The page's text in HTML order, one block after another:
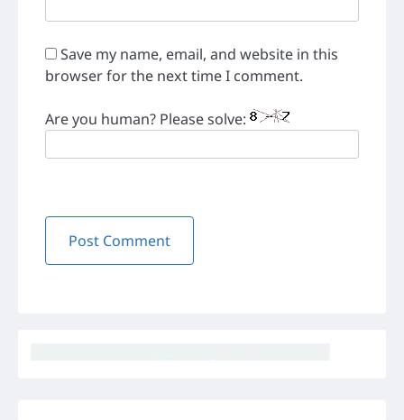
Save my name, email, and website in this
browser for the next time I comment.
Are you human? Please solve: